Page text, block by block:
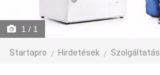
1 / 1
Startapro Hirdetések Szolgáltatás